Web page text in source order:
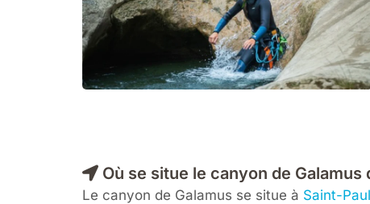
Où se situe le canyon de
Le canyon de Galamus se situe à Saint-